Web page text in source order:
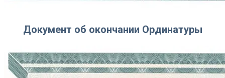
Документ об окончании Ординатуры